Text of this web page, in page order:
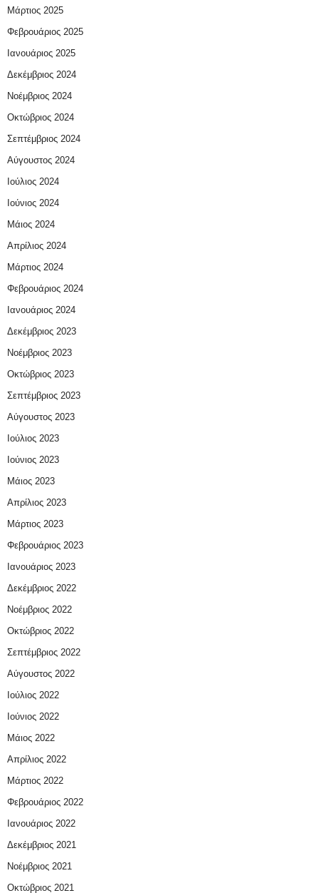
Μάρτιος 2025
Φεβρουάριος 2025
Ιανουάριος 2025
Δεκέμβριος 2024
Νοέμβριος 2024
Οκτώβριος 2024
Σεπτέμβριος 2024
Αύγουστος 2024
Ιούλιος 2024
Ιούνιος 2024
Μάιος 2024
Απρίλιος 2024
Μάρτιος 2024
Φεβρουάριος 2024
Ιανουάριος 2024
Δεκέμβριος 2023
Νοέμβριος 2023
Οκτώβριος 2023
Σεπτέμβριος 2023
Αύγουστος 2023
Ιούλιος 2023
Ιούνιος 2023
Μάιος 2023
Απρίλιος 2023
Μάρτιος 2023
Φεβρουάριος 2023
Ιανουάριος 2023
Δεκέμβριος 2022
Νοέμβριος 2022
Οκτώβριος 2022
Σεπτέμβριος 2022
Αύγουστος 2022
Ιούλιος 2022
Ιούνιος 2022
Μάιος 2022
Απρίλιος 2022
Μάρτιος 2022
Φεβρουάριος 2022
Ιανουάριος 2022
Δεκέμβριος 2021
Νοέμβριος 2021
Οκτώβριος 2021